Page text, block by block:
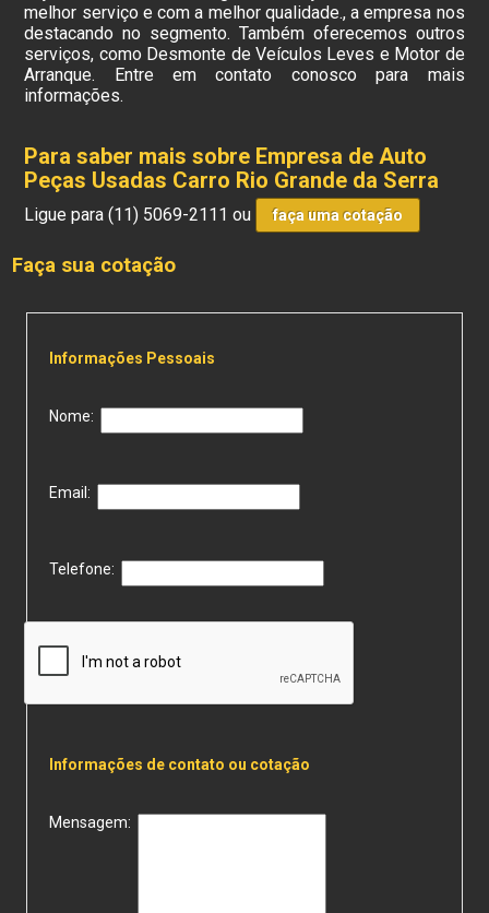
melhor serviço e com a melhor qualidade., a empresa nos
destacando no segmento. Também oferecemos outros
serviços, como Desmonte de Veículos Leves e Motor de
Arranque. Entre em contato conosco para mais
informações.
Para saber mais sobre Empresa de Auto
Peças Usadas Carro Rio Grande da Serra
Ligue para(11) 5069-2111 ou faça uma cotação
Faça sua cotação
Informações Pessoais
Nome:
Email:
Telefone:
Informações de contato ou cotação
Mensagem: